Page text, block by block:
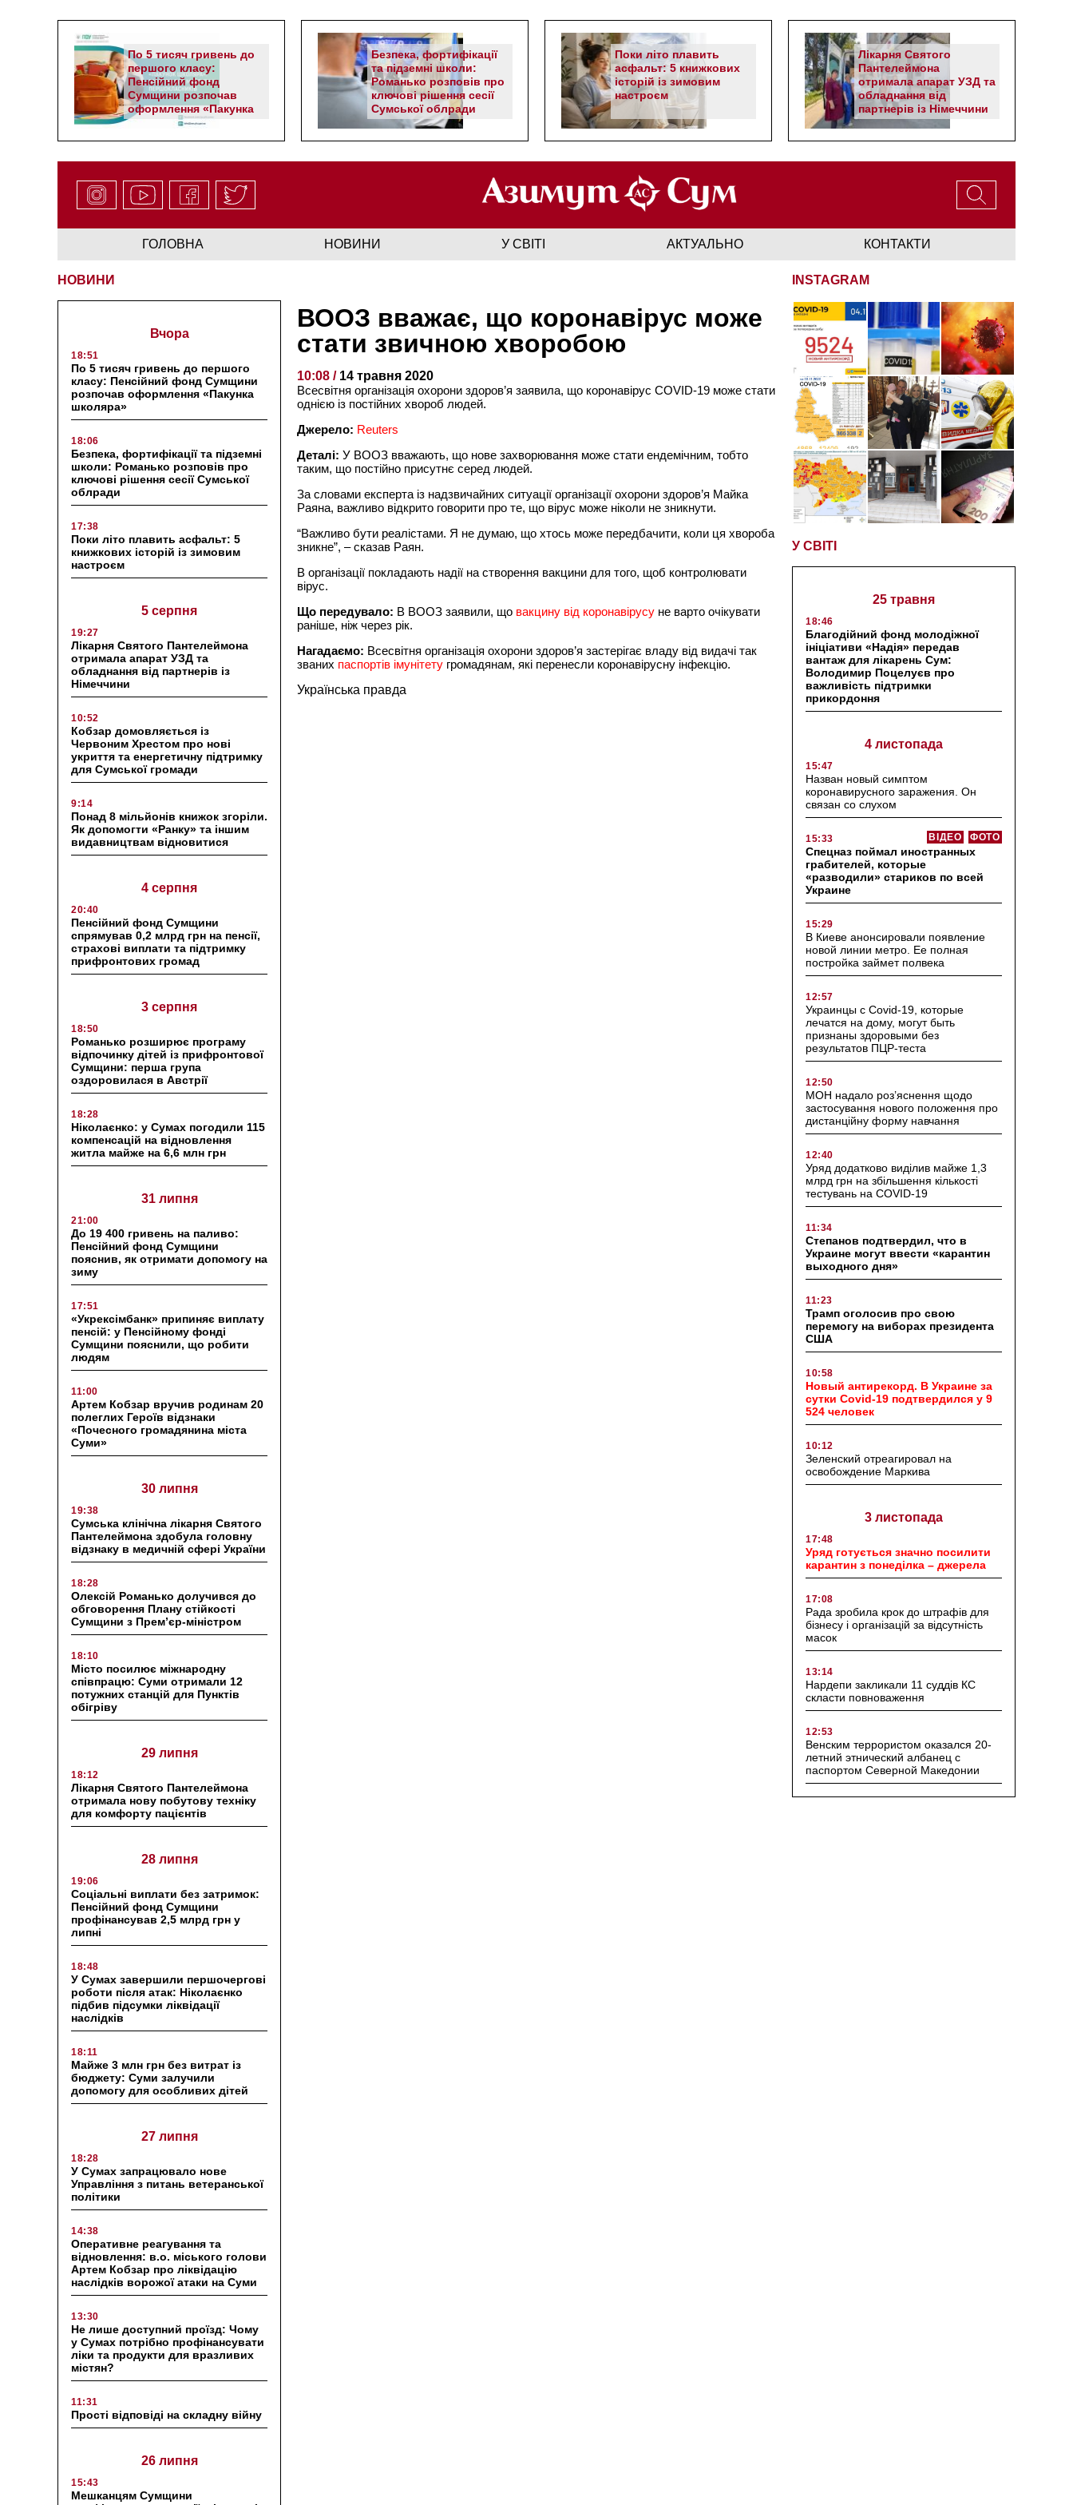
По 5 тисяч гривень до
першого класу:
Пенсійний фонд
Сумщини розпочав
оформлення «Пакунка
школяра»
Безпека, фортифікації
та підземні школи:
Романько розповів про
ключові рішення сесії
Сумської облради
Поки літо плавить
асфальт: 5 книжкових
історій із зимовим
настроєм
Лікарня Святого
Пантелеймона
отримала апарат УЗД та
обладнання від
партнерів із Німеччини
ГОЛОВНА НОВИНИ У СВІТІ АКТУАЛЬНО КОНТАКТИ
НОВИНИ
Вчора
18:51
По 5 тисяч гривень до першого
класу: Пенсійний фонд Сумщини
розпочав оформлення «Пакунка
школяра»
18:06
Безпека, фортифікації та підземні
школи: Романько розповів про
ключові рішення сесії Сумської
облради
17:38
Поки літо плавить асфальт: 5
книжкових історій із зимовим
настроєм
5 серпня
19:27
Лікарня Святого Пантелеймона
отримала апарат УЗД та
обладнання від партнерів із
Німеччини
10:52
Кобзар домовляється із
Червоним Хрестом про нові
укриття та енергетичну підтримку
для Сумської громади
9:14
Понад 8 мільйонів книжок згоріли.
Як допомогти «Ранку» та іншим
видавництвам відновитися
4 серпня
20:40
Пенсійний фонд Сумщини
спрямував 0,2 млрд грн на пенсії,
страхові виплати та підтримку
прифронтових громад
3 серпня
18:50
Романько розширює програму
відпочинку дітей із прифронтової
Сумщини: перша група
оздоровилася в Австрії
18:28
Ніколаєнко: у Сумах погодили 115
компенсацій на відновлення
житла майже на 6,6 млн грн
31 липня
21:00
До 19 400 гривень на паливо:
Пенсійний фонд Сумщини
пояснив, як отримати допомогу на
зиму
17:51
«Укрексімбанк» припиняє виплату
пенсій: у Пенсійному фонді
Сумщини пояснили, що робити
людям
11:00
Артем Кобзар вручив родинам 20
полеглих Героїв відзнаки
«Почесного громадянина міста
Суми»
30 липня
19:38
Сумська клінічна лікарня Святого
Пантелеймона здобула головну
відзнаку в медичній сфері України
18:28
Олексій Романько долучився до
обговорення Плану стійкості
Сумщини з Прем’єр-міністром
18:10
Місто посилює міжнародну
співпрацю: Суми отримали 12
потужних станцій для Пунктів
обігріву
29 липня
18:12
Лікарня Святого Пантелеймона
отримала нову побутову техніку
для комфорту пацієнтів
28 липня
19:06
Соціальні виплати без затримок:
Пенсійний фонд Сумщини
профінансував 2,5 млрд грн у
липні
18:48
У Сумах завершили першочергові
роботи після атак: Ніколаєнко
підбив підсумки ліквідації
наслідків
18:11
Майже 3 млн грн без витрат із
бюджету: Суми залучили
допомогу для особливих дітей
27 липня
18:28
У Сумах запрацювало нове
Управління з питань ветеранської
політики
14:38
Оперативне реагування та
відновлення: в.о. міського голови
Артем Кобзар про ліквідацію
наслідків ворожої атаки на Суми
13:30
Не лише доступний проїзд: Чому
у Сумах потрібно профінансувати
ліки та продукти для вразливих
містян?
11:31
Прості відповіді на складну війну
26 липня
15:43
Мешканцям Сумщини
ВООЗ вважає, що коронавірус може
стати звичною хворобою
10:08 / 14 травня 2020
Всесвітня організація охорони здоров’я заявила, що коронавірус COVID-19 може стати
однією із постійних хвороб людей.
Джерело: Reuters
Деталі: У ВООЗ вважають, що нове захворювання може стати ендемічним, тобто
таким, що постійно присутнє серед людей.
За словами експерта із надзвичайних ситуації організації охорони здоров’я Майка
Раяна, важливо відкрито говорити про те, що вірус може ніколи не зникнути.
“Важливо бути реалістами. Я не думаю, що хтось може передбачити, коли ця хвороба
зникне”, – сказав Раян.
В організації покладають надії на створення вакцини для того, щоб контролювати
вірус.
Що передувало: В ВООЗ заявили, що вакцину від коронавірусу не варто очікувати
раніше, ніж через рік.
Нагадаємо: Всесвітня організація охорони здоров’я застерігає владу від видачі так
званих паспортів імунітету громадянам, які перенесли коронавірусну інфекцію.
Українська правда
INSTAGRAM
У СВІТІ
25 травня
18:46
Благодійний фонд молодіжної
ініціативи «Надія» передав
вантаж для лікарень Сум:
Володимир Поцелуєв про
важливість підтримки
прикордоння
4 листопада
15:47
Назван новый симптом
коронавирусного заражения. Он
связан со слухом
15:33 ФОТО
ВІДЕО
Спецназ поймал иностранных
грабителей, которые
«разводили» стариков по всей
Украине
15:29
В Киеве анонсировали появление
новой линии метро. Ее полная
постройка займет полвека
12:57
Украинцы с Covid-19, которые
лечатся на дому, могут быть
признаны здоровыми без
результатов ПЦР-теста
12:50
МОН надало роз’яснення щодо
застосування нового положення про
дистанційну форму навчання
12:40
Уряд додатково виділив майже 1,3
млрд грн на збільшення кількості
тестувань на COVID-19
11:34
Степанов подтвердил, что в
Украине могут ввести «карантин
выходного дня»
11:23
Трамп оголосив про свою
перемогу на виборах президента
США
10:58
Новый антирекорд. В Украине за
сутки Covid-19 подтвердился у 9
524 человек
10:12
Зеленский отреагировал на
освобождение Маркива
3 листопада
17:48
Уряд готується значно посилити
карантин з понеділка – джерела
17:08
Рада зробила крок до штрафів для
бізнесу і організацій за відсутність
масок
13:14
Нардепи закликали 11 суддів КС
скласти повноваження
12:53
Венским террористом оказался 20-
летний этнический албанец с
паспортом Северной Македонии